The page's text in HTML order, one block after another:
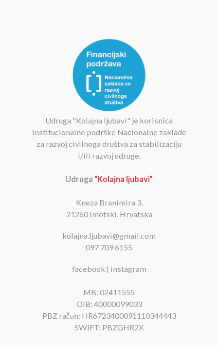
Udruga "Kolajna ljubavi" je korisnica
institucionalne podrške Nacionalne zaklade
za razvoj civilnoga društva za stabilizaciju
i/ili razvoj udruge.
Udruga “Kolajna ljubavi”
Kneza Branimira 3,
21260 Imotski, Hrvatska
kolajna.ljubavi@gmail.com
097 709 6155
facebook | instagram
MB: 02411555
OIB: 40000099033
PBZ račun: HR6723400091110344443
SWIFT: PBZGHR2X